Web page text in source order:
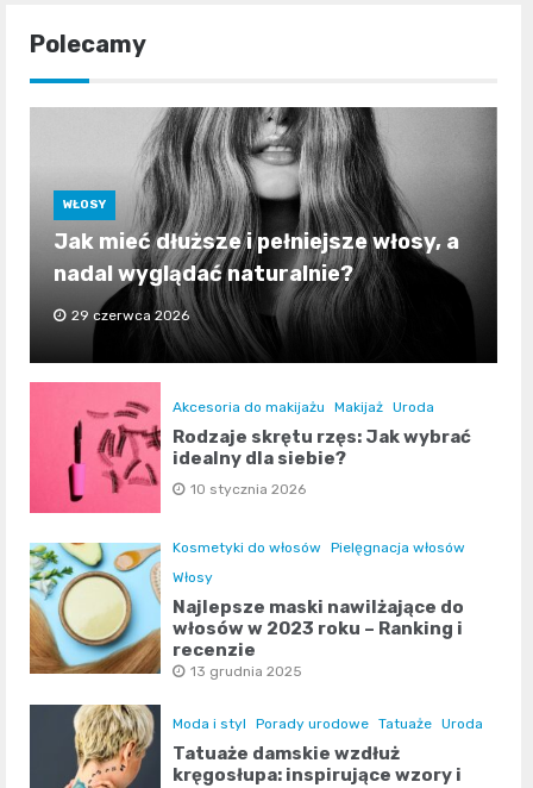
Polecamy
WŁOSY
Jak mieć dłuższe i pełniejsze włosy, a
nadal wyglądać naturalnie?
29 czerwca 2026
Akcesoria do makijażu Makijaż Uroda
Rodzaje skrętu rzęs: Jak wybrać
idealny dla siebie?
10 stycznia 2026
Kosmetyki do włosów
Pielęgnacja włosów
Włosy
Najlepsze maski nawilżające do
włosów w 2023 roku – Ranking i
recenzje
13 grudnia 2025
Moda i styl Porady urodowe Tatuaże Uroda
Tatuaże damskie wzdłuż
kręgosłupa: inspirujące wzory i